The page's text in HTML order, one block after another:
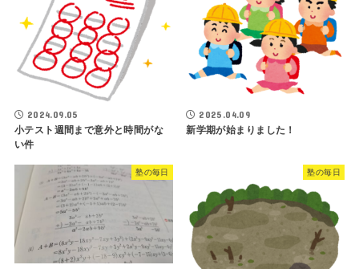
2024.09.05
小テスト週間まで意外と時間がな
い件
2025.04.09
新学期が始まりました！
塾の毎日 塾の毎日